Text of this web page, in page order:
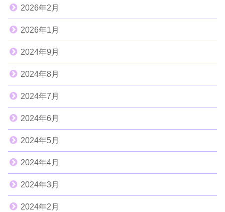
2026年2月
2026年1月
2024年9月
2024年8月
2024年7月
2024年6月
2024年5月
2024年4月
2024年3月
2024年2月